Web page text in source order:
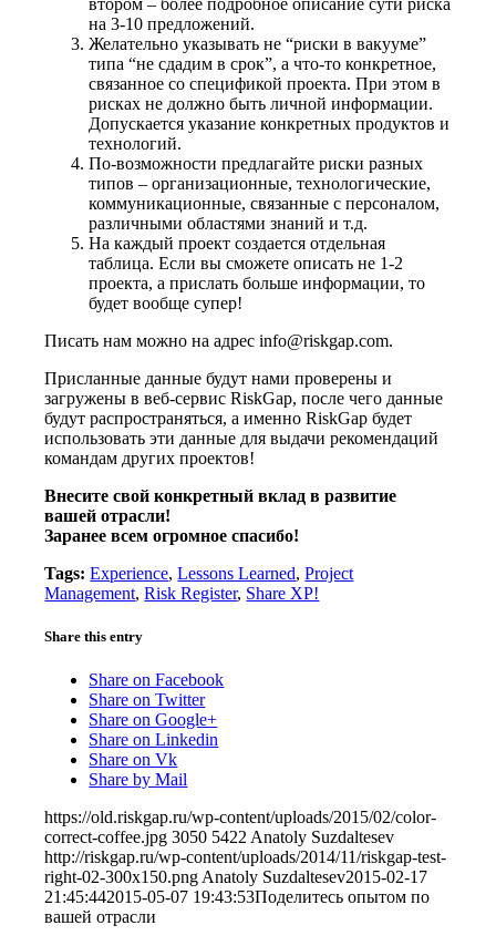
на 3-10 предложений.
Желательно указывать не “риски в вакууме”
типа “не сдадим в срок”, а что-то конкретное,
связанное со спецификой проекта. При этом в
рисках не должно быть личной информации.
Допускается указание конкретных продуктов и
технологий.
По-возможности предлагайте риски разных
типов – организационные, технологические,
коммуникационные, связанные с персоналом,
различными областями знаний и т.д.
На каждый проект создается отдельная
таблица. Если вы сможете описать не 1-2
проекта, а прислать больше информации, то
будет вообще супер!
Писать нам можно на адрес info@riskgap.com.
Присланные данные будут нами проверены и
загружены в веб-сервис RiskGap, после чего данные
будут распространяться, а именно RiskGap будет
использовать эти данные для выдачи рекомендаций
командам других проектов!
Внесите свой конкретный вклад в развитие
вашей отрасли!
Заранее всем огромное спасибо!
Tags: Experience,Lessons Learned,Project
Management,Risk Register, Share XP!
Share this entry
Share on Facebook
Share on Twitter
Share on Google+
Share on Linkedin
Share on Vk
Share by Mail
https://old.riskgap.ru/wp-content/uploads/2015/02/color-
correct-coffee.jpg 3050 5422 Anatoly Suzdaltesev
http://riskgap.ru/wp-content/uploads/2014/11/riskgap-test-
right-02-300x150.png Anatoly Suzdaltesev2015-02-17
21:45:442015-05-07 19:43:53Поделитесь опытом по
вашей отрасли